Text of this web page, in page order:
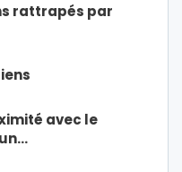
rattrapés par
avec le